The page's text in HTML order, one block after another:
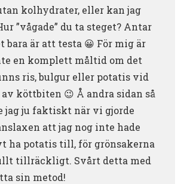
kolhydrater, eller kan jag
”vågade” du ta steget? Antar
bara är att testa 😀 För mig är
en komplett måltid om det
ris, bulgur eller potatis vid
köttbiten 😉 Å andra sidan så
jag ju faktiskt när vi gjorde
att jag nog inte hade
ha potatis till, för grönsakerna
tillräckligt. Svårt detta med
sin metod!